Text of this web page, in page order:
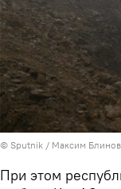
© Sputnik / Максим Блинов
При этом